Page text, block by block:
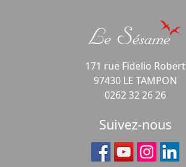
171 rue Fidelio Robert
97430 LE TAMPON
0262 32 26 26
Suivez-nous